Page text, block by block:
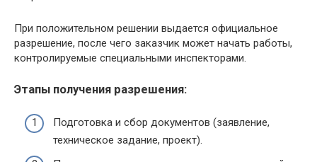
При положительном решении выдается официальное
разрешение, после чего заказчик может начать работы,
контролируемые специальными инспекторами.
Этапы получения разрешения:
Подготовка и сбор документов (заявление,
техническое задание, проект).